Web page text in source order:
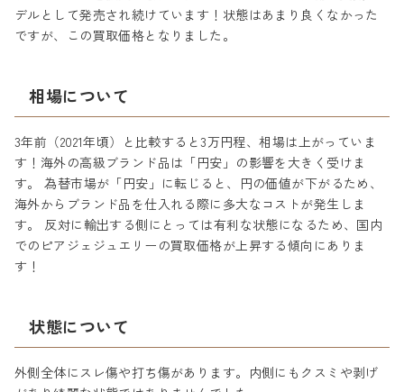
デルとして発売され続けています！状態はあまり良くなかった
ですが、この買取価格となりました。
相場について
3年前（2021年頃）と比較すると3万円程、相場は上がっていま
す！海外の高級ブランド品は「円安」の影響を大きく受けま
す。 為替市場が「円安」に転じると、円の価値が下がるため、
海外からブランド品を仕入れる際に多大なコストが発生しま
す。 反対に輸出する側にとっては有利な状態になるため、国内
でのピアジェジュエリーの買取価格が上昇する傾向にありま
す！
状態について
外側全体にスレ傷や打ち傷があります。内側にもクスミや剥げ